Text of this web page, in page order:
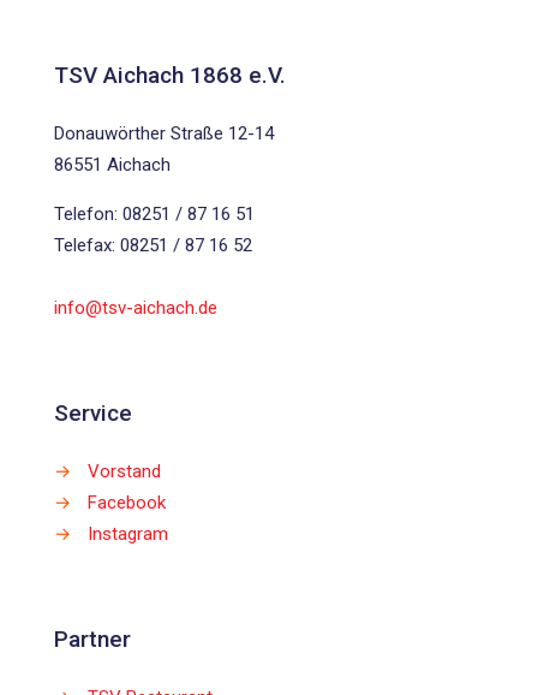
TSV Aichach 1868 e.V.
Donauwörther Straße 12-14
86551 Aichach
Telefon: 08251 / 87 16 51
Telefax: 08251 / 87 16 52
info@tsv-aichach.de
Service
→
Vorstand
→
Facebook
→
Instagram
Partner